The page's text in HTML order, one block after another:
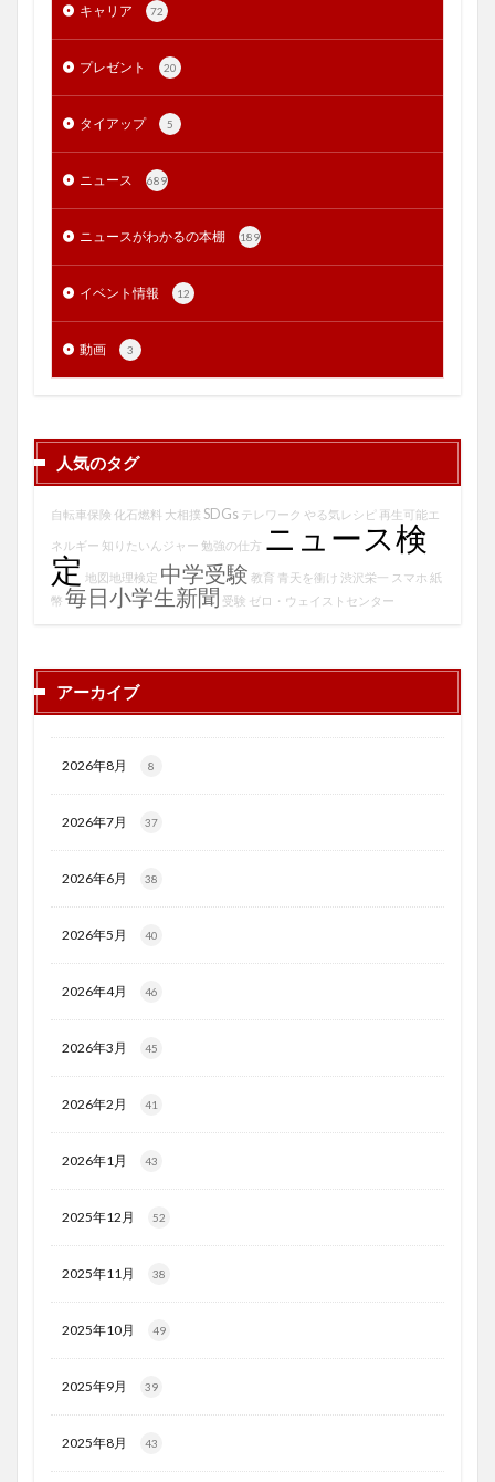
キャリア 72
プレゼント 20
タイアップ 5
ニュース 689
ニュースがわかるの本棚 189
イベント情報 12
動画 3
人気のタグ
自転車保険 化石燃料 大相撲 SDGs テレワーク やる気レシピ 再生可能エ
ネルギー 知りたいんジャー 勉強の仕方 ニュース検
定 地図地理検定 中学受験 教育 青天を衝け 渋沢栄一 スマホ 紙
幣 毎日小学生新聞 受験 ゼロ・ウェイストセンター
アーカイブ
2026年8月 8
2026年7月 37
2026年6月 38
2026年5月 40
2026年4月 46
2026年3月 45
2026年2月 41
2026年1月 43
2025年12月 52
2025年11月 38
2025年10月 49
2025年9月 39
2025年8月 43